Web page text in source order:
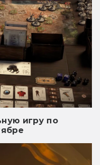
игру по